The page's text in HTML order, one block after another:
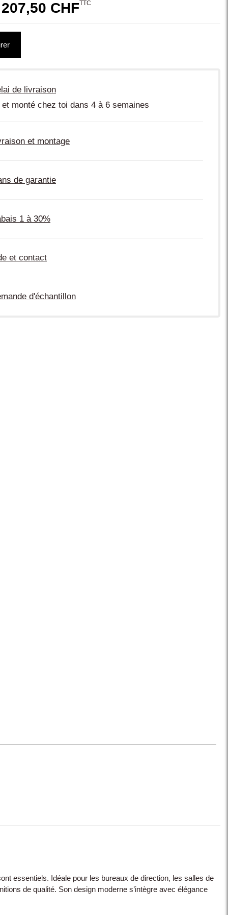
CHFTTC
de livraison
monté chez toi dans 4 à 6 semaines
et montage
de garantie
1 à 30%
et contact
d'échantillon
essentiels. Idéale pour les bureaux de direction, les salles de
de qualité. Son design moderne s’intègre avec élégance